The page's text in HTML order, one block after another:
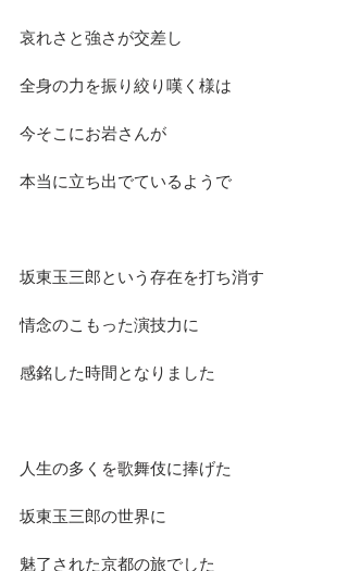
哀れさと強さが交差し
全身の力を振り絞り嘆く様は
今そこにお岩さんが
本当に立ち出でているようで
坂東玉三郎という存在を打ち消す
情念のこもった演技力に
感銘した時間となりました
人生の多くを歌舞伎に捧げた
坂東玉三郎の世界に
魅了された京都の旅でした